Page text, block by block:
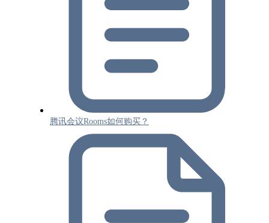
腾讯会议Rooms如何购买？